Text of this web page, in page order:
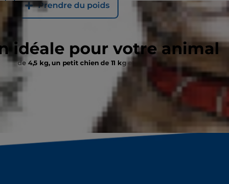
idéale pour votre animal
Prendre du poids
de 4,5 kg, un petit chien de 11 kg et un grand chien de 25 kg.